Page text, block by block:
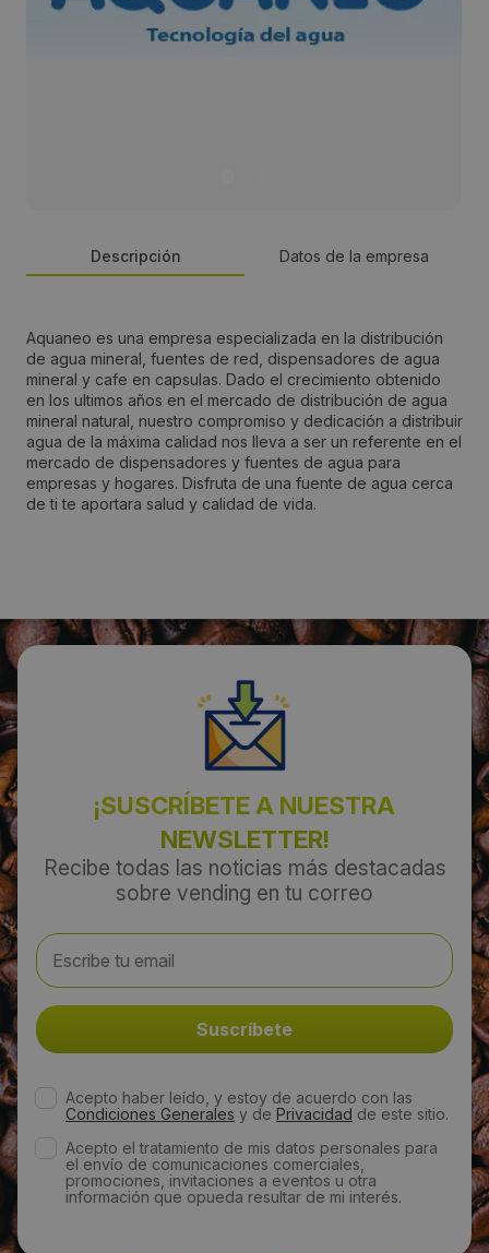
Descripción Datos de la empresa
Aquaneo es una empresa especializada en la distribución
de agua mineral, fuentes de red, dispensadores de agua
mineral y cafe en capsulas. Dado el crecimiento obtenido
en los ultimos años en el mercado de distribución de agua
mineral natural, nuestro compromiso y dedicación a distribuir
agua de la máxima calidad nos lleva a ser un referente en el
mercado de dispensadores y fuentes de agua para
empresas y hogares. Disfruta de una fuente de agua cerca
de ti te aportara salud y calidad de vida.
Juan Ramón Abad
Dirección:
Calle Antonio Gómez Millán 29- Parque Tecnológico
Citec.
Código Postal:
España
Teléfono:
954154249
http://www.aquaneo.es/
¡SUSCRÍBETE A NUESTRA
NEWSLETTER!
Recibe todas las noticias más destacadas
sobre vending en tu correo
Acepto haber leído, y estoy de acuerdo con las
Condiciones Generales y de Privacidad de este sitio.
Acepto el tratamiento de mis datos personales para
el envío de comunicaciones comerciales,
promociones, invitaciones a eventos u otra
información que opueda resultar de mi interés.